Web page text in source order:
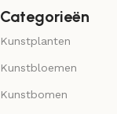
Categorieën
Kunstplanten
Kunstbloemen
Kunstbomen